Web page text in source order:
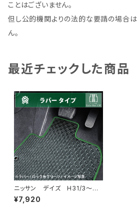
ことはございません。
但し公的機関よりの法的な要請の場合は
ん。
最近チェックした商品
ニッサン デイズ H31/3〜
B40系 フロアマット一式 カ
ーマット 防水 ラバータイプ
¥7,920